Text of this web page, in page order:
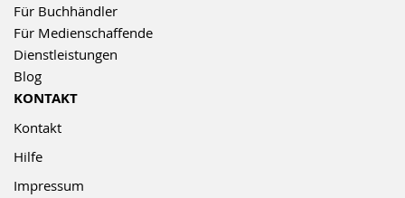
Für Buchhändler
Für Medienschaffende
Dienstleistungen
Blog
KONTAKT
Kontakt
Hilfe
Impressum